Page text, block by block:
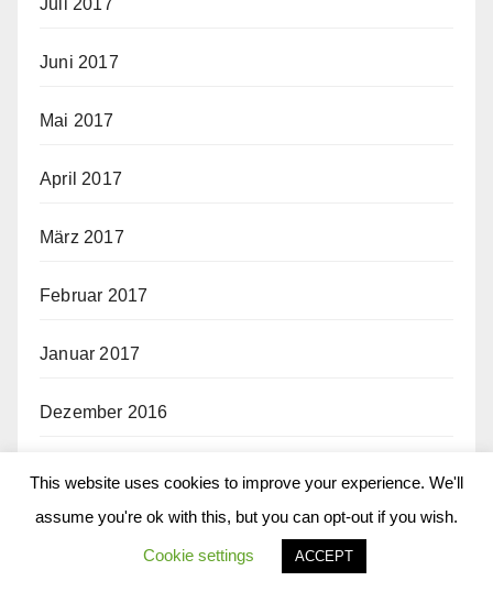
Juni 2017
Mai 2017
April 2017
März 2017
Februar 2017
Januar 2017
Dezember 2016
Oktober 2016
This website uses cookies to improve your experience. We'll
assume you're ok with this, but you can opt-out if you wish.
Cookie settings ACCEPT